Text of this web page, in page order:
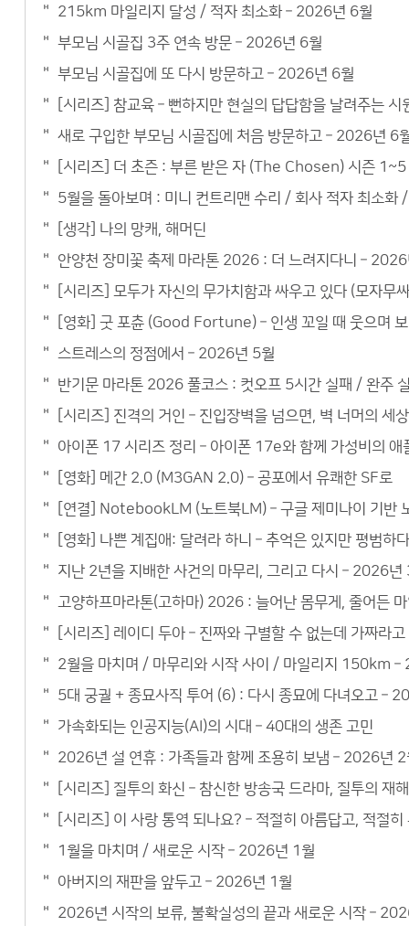
215km 마일리지 달성 / 적자 최소화 – 2026년 6월
부모님 시골집 3주 연속 방문 – 2026년 6월
부모님 시골집에 또 다시 방문하고 – 2026년 6월
[시리즈] 참교육 – 뻔하지만 현실의 답답함을 날려주는 시
새로 구입한 부모님 시골집에 처음 방문하고 – 2026년 6
[시리즈] 더 초즌 : 부른 받은 자 (The Chosen) 시즌 1~5
5월을 돌아보며 : 미니 컨트리맨 수리 / 회사 적자 최소
[생각] 나의 망캐, 해머딘
안양천 장미꽃 축제 마라톤 2026 : 더 느려지다니 –
[시리즈] 모두가 자신의 무가치함과 싸우고 있다 (모자
[영화] 굿 포츈 (Good Fortune) – 인생 꼬일 때 웃으며
스트레스의 정점에서 – 2026년 5월
반기문 마라톤 2026 풀코스 : 컷오프 5시간 실패 / 완주
[시리즈] 진격의 거인 – 진입장벽을 넘으면, 벽 너머의 세
아이폰 17 시리즈 정리 – 아이폰 17e와 함께 가성비의 애
[영화] 메간 2.0 (M3GAN 2.0) – 공포에서 유쾌한 SF로
[연결] NotebookLM (노트북LM) – 구글 제미나이 기반
[영화] 나쁜 계집애: 달려라 하니 – 추억은 있지만 평범하다
지난 2년을 지배한 사건의 마무리, 그리고 다시 – 2026년
고양하프마라톤(고하마) 2026 : 늘어난 몸무게, 줄어든
[시리즈] 레이디 두아 – 진짜와 구별할 수 없는데 가짜라
2월을 마치며 / 마무리와 시작 사이 / 마일리지 150km
5대 궁궐 + 종묘사직 투어 (6) : 다시 종묘에 다녀오고 –
가속화되는 인공지능(AI)의 시대 – 40대의 생존 고민
2026년 설 연휴 : 가족들과 함께 조용히 보냄 – 2026년 2
[시리즈] 질투의 화신 – 참신한 방송국 드라마, 질투의 재
[시리즈] 이 사랑 통역 되나요? – 적절히 아름답고, 적절히
1월을 마치며 / 새로운 시작 – 2026년 1월
아버지의 재판을 앞두고 – 2026년 1월
2026년 시작의 보류, 불확실성의 끝과 새로운 시작 –